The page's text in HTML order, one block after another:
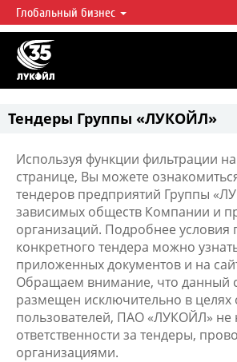
ЛУКОЙЛ СЕГОДНЯ
ЛУКОЙЛ — одна из крупнейших вертикально
нефтегазовых компаний в мире, на долю которой
мировой добычи нефти и около 1% доказанных
Глобальный бизнес
Тендеры Группы «ЛУКОЙЛ»
Используя функции фильтрации
странице, Вы можете
тендеров предприятий Группы
зависимых обществ Компании и
организаций. Подробнее условия
конкретного тендера можно
приложенных документов и на
Обращаем внимание, что данный
размещен исключительно в целях
пользователей, ПАО «ЛУКОЙЛ» не
ответственности за тендеры,
организациями.